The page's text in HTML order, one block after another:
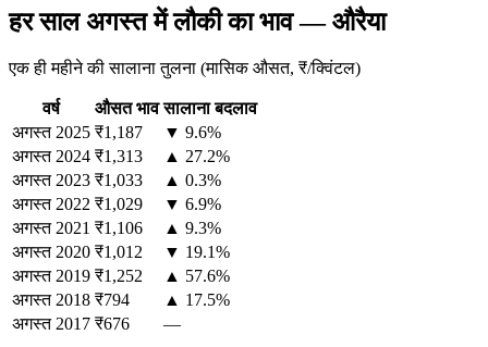
हर साल अगस्त में लौकी का भाव — औरैया
एक ही महीने की सालाना तुलना (मासिक औसत, ₹/क्विंटल)
वर्ष औसत भाव सालाना बदलाव
अगस्त 2025 ₹1,187
▼ 9.6%
अगस्त 2024 ₹1,313
▲ 27.2%
अगस्त 2023 ₹1,033
▲ 0.3%
अगस्त 2022 ₹1,029
▼ 6.9%
अगस्त 2021 ₹1,106
▲ 9.3%
अगस्त 2020 ₹1,012
▼ 19.1%
अगस्त 2019 ₹1,252
▲ 57.6%
अगस्त 2018 ₹794
▲ 17.5%
अगस्त 2017 ₹676 —